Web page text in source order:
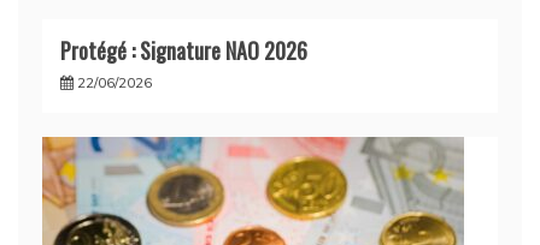
Protégé : Signature NAO 2026
22/06/2026